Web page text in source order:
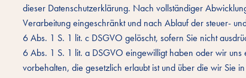
dieser Datenschutzerklärung. Nach vollständiger
Verarbeitung eingeschränkt und nach Ablauf der steuer-
6 Abs. 1 S. 1 lit. c DSGVO gelöscht, sofern Sie nicht
6 Abs. 1 S. 1 lit. a DSGVO eingewilligt haben oder wir
vorbehalten, die gesetzlich erlaubt ist und über die wir Sie